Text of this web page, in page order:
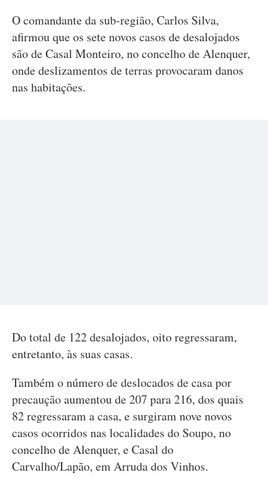
O comandante da sub-região, Carlos Silva,
afirmou que os sete novos casos de desalojados
são de Casal Monteiro, no concelho de Alenquer,
onde deslizamentos de terras provocaram danos
nas habitações.
Do total de 122 desalojados, oito regressaram,
entretanto, às suas casas.
Também o número de deslocados de casa por
precaução aumentou de 207 para 216, dos quais
82 regressaram a casa, e surgiram nove novos
casos ocorridos nas localidades do Soupo, no
concelho de Alenquer, e Casal do
Carvalho/Lapão, em Arruda dos Vinhos.